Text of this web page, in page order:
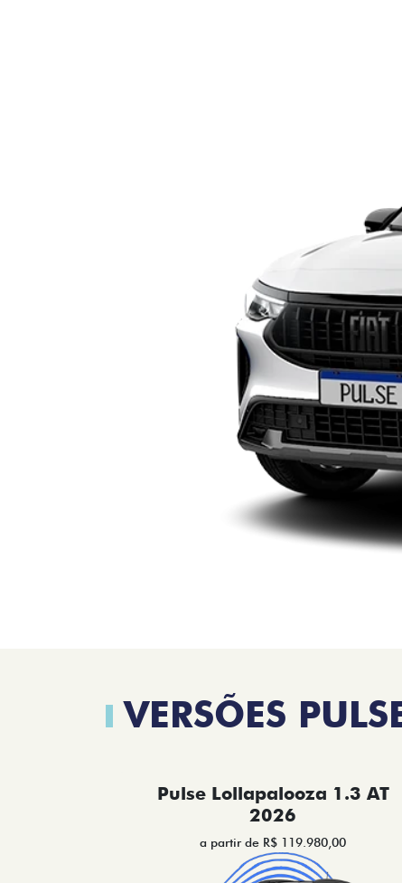
VERSÕES
Pulse Lollapalooza 1.3 AT
2026
a partir de R$ 119.980,00